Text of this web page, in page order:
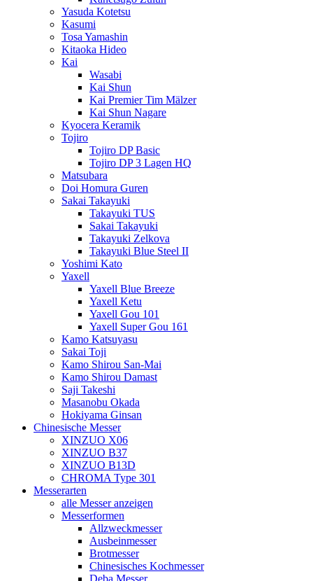
Yasuda Kotetsu
Kasumi
Tosa Yamashin
Kitaoka Hideo
Kai
Wasabi
Kai Shun
Kai Premier Tim Mälzer
Kai Shun Nagare
Kyocera Keramik
Tojiro
Tojiro DP Basic
Tojiro DP 3 Lagen HQ
Matsubara
Doi Homura Guren
Sakai Takayuki
Takayuki TUS
Sakai Takayuki
Takayuki Zelkova
Takayuki Blue Steel II
Yoshimi Kato
Yaxell
Yaxell Blue Breeze
Yaxell Ketu
Yaxell Gou 101
Yaxell Super Gou 161
Kamo Katsuyasu
Sakai Toji
Kamo Shirou San-Mai
Kamo Shirou Damast
Saji Takeshi
Masanobu Okada
Hokiyama Ginsan
Chinesische Messer
XINZUO X06
XINZUO B37
XINZUO B13D
CHROMA Type 301
Messerarten
alle Messer anzeigen
Messerformen
Allzweckmesser
Ausbeinmesser
Brotmesser
Chinesisches Kochmesser
Deba Messer